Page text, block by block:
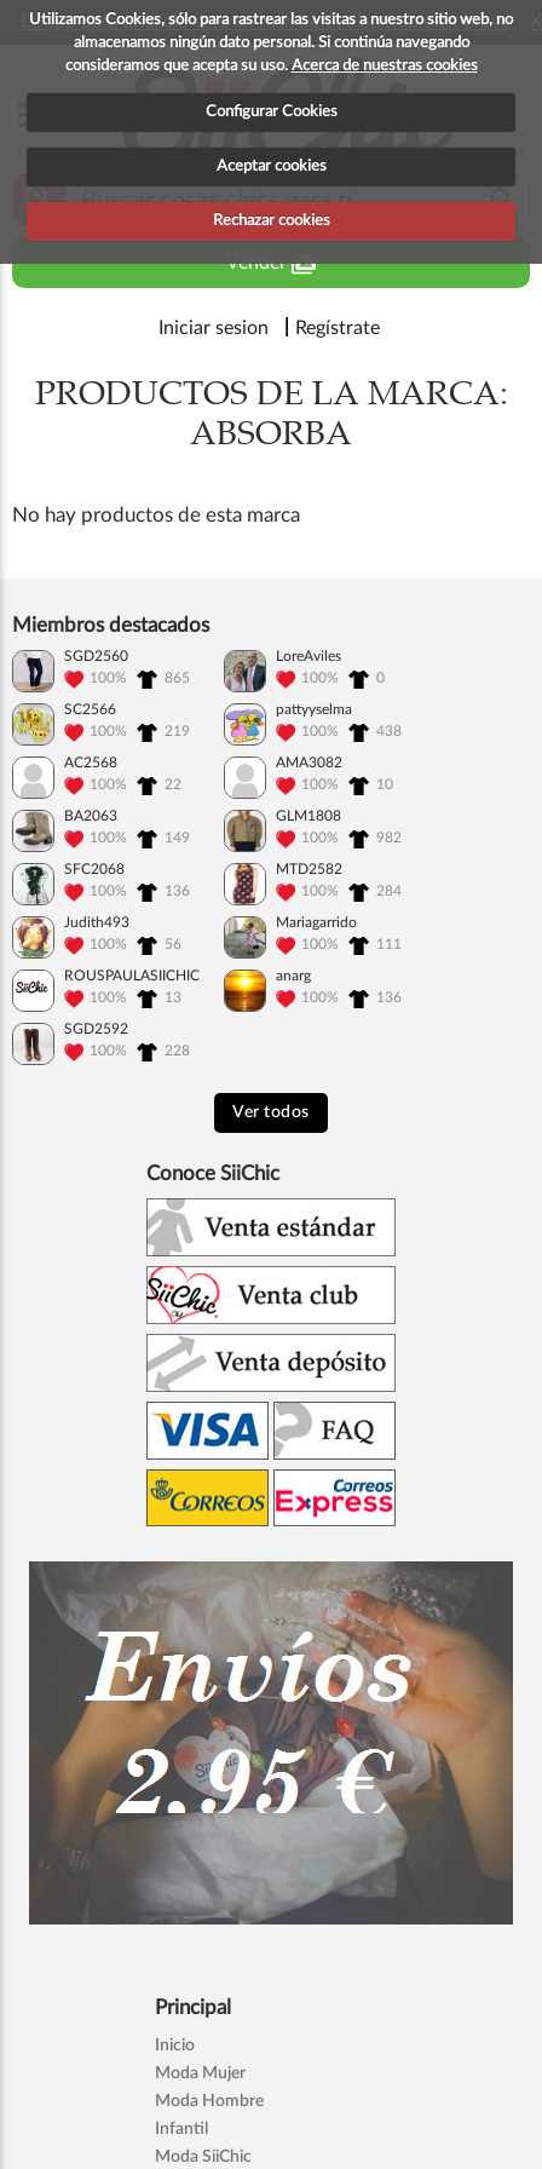
Utilizamos Cookies, sólo para rastrear las visitas a nuestro sitio web, no
almacenamos ningún dato personal. Si continúa navegando
consideramos que acepta su uso. Acerca de nuestras cookies
Configurar Cookies
Aceptar cookies
Rechazar cookies
La app para android esta en fase beta, disponible en breve
zoom_in search
Venderperm_media
Iniciar sesion Regístrate
PRODUCTOS DE LA MARCA:
ABSORBA
No hay productos de esta marca
Miembros destacados
SGD2560
100%
865
LoreAviles
100%
0
SC2566
100%
219
pattyyselma
100%
438
AC2568
100%
22
AMA3082
100%
10
BA2063
100%
149
GLM1808
100%
982
SFC2068
100%
136
MTD2582
100%
284
Judith493
100%
56
Mariagarrido
100%
111
ROUSPAULASIICHIC
100%
13
anarg
100%
136
SGD2592
100%
228
Ver todos
Conoce SiiChic
Principal
Inicio
Moda Mujer
Moda Hombre
Infantil
Moda SiiChic